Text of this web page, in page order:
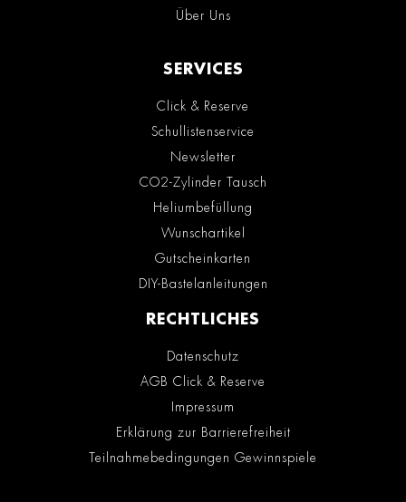
Über Uns
SERVICES
Click & Reserve
Schullistenservice
Newsletter
CO2-Zylinder Tausch
Heliumbefüllung
Wunschartikel
Gutscheinkarten
DIY-Bastelanleitungen
RECHTLICHES
Datenschutz
AGB Click & Reserve
Impressum
Erklärung zur Barrierefreiheit
Teilnahmebedingungen Gewinnspiele